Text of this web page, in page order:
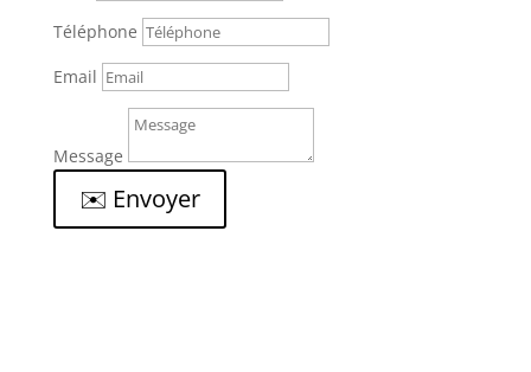
Téléphone
Email
Message
✉️ Envoyer